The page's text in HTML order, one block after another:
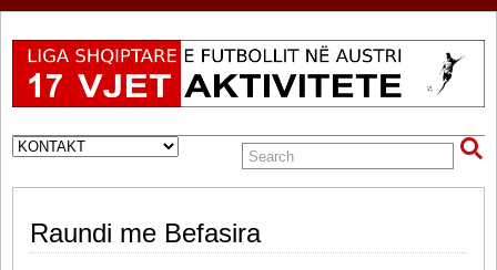
Raundi me Befasira